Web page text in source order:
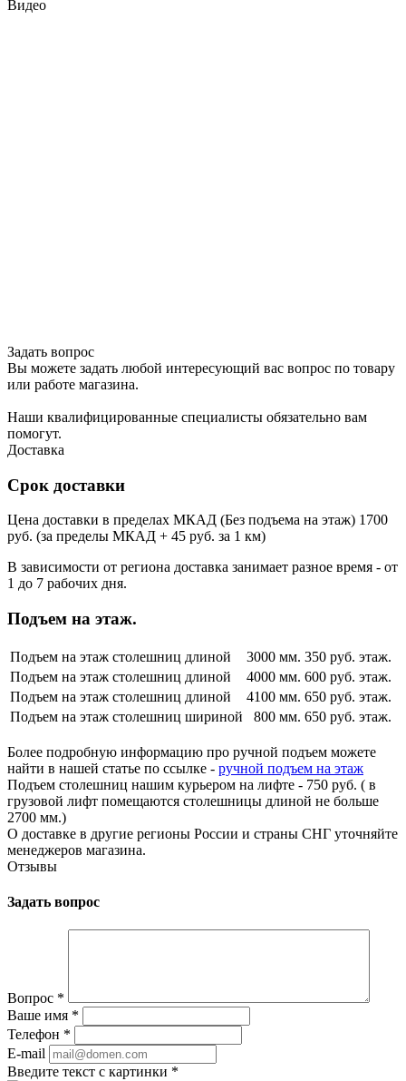
Видео
Задать вопрос
Вы можете задать любой интересующий вас вопрос по товару
или работе магазина.
Наши квалифицированные специалисты обязательно вам
помогут.
Доставка
Срок доставки
Цена доставки в пределах МКАД (Без подъема на этаж) 1700
руб. (за пределы МКАД + 45 руб. за 1 км)
В зависимости от региона доставка занимает разное время - от
1 до 7 рабочих дня.
Подъем на этаж.
Подъем на этаж столешниц длиной 3000 мм. 350 руб. этаж.
Подъем на этаж столешниц длиной
4000 мм. 600 руб. этаж.
Подъем на этаж столешниц длиной
4100 мм. 650 руб. этаж.
Подъем на этаж столешниц шириной
800 мм. 650 руб. этаж.
Более подробную информацию про ручной подъем можете
найти в нашей статье по ссылке - ручной подъем на этаж
Подъем столешниц нашим курьером на лифте - 750 руб. ( в
грузовой лифт помещаются столешницы длиной не больше
2700 мм.)
О доставке в другие регионы России и страны СНГ уточняйте
менеджеров магазина.
Отзывы
Задать вопрос
Вопрос *
Ваше имя *
Телефон *
E-mail
Введите текст с картинки *